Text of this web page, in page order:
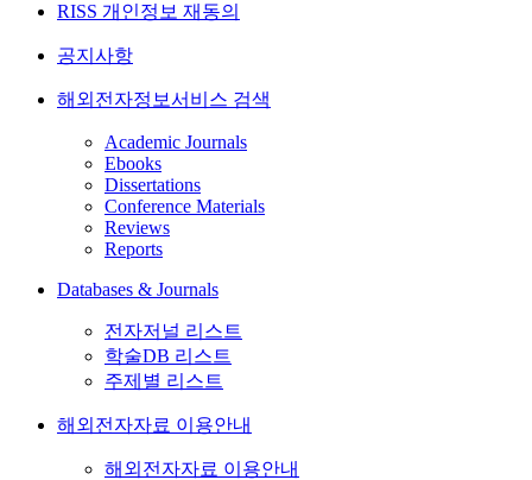
RISS 개인정보 재동의
공지사항
해외전자정보서비스 검색
Academic Journals
Ebooks
Dissertations
Conference Materials
Reviews
Reports
Databases & Journals
전자저널 리스트
학술DB 리스트
주제별 리스트
해외전자자료 이용안내
해외전자자료 이용안내